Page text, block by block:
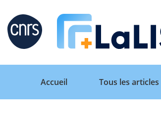
Retour
Accueil
Tous les articles